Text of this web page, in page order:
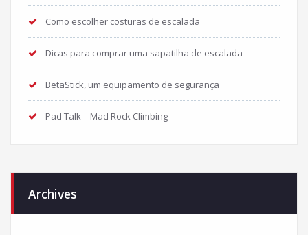
Como escolher costuras de escalada
Dicas para comprar uma sapatilha de escalada
BetaStick, um equipamento de segurança
Pad Talk – Mad Rock Climbing
Archives